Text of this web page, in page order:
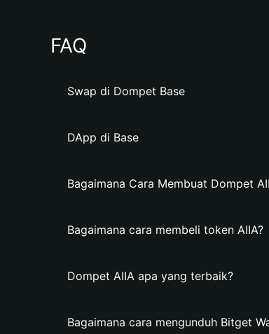
FAQ
Swap di Dompet Base
DApp di Base
Bagaimana Cara Membuat Dompet
Bagaimana cara membeli token AIIA?
Dompet AIIA apa yang terbaik?
Bagaimana cara mengunduh Bitget